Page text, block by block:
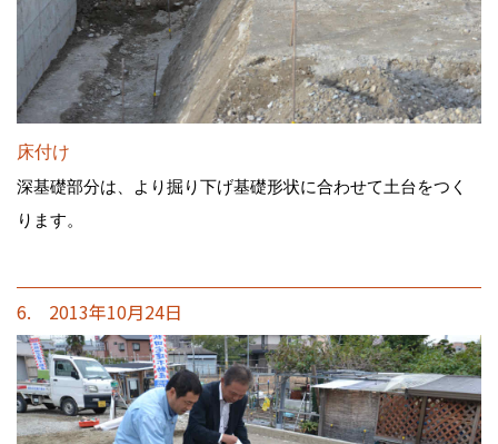
床付け
深基礎部分は、より掘り下げ基礎形状に合わせて土台をつく
ります。
6. 2013年10月24日